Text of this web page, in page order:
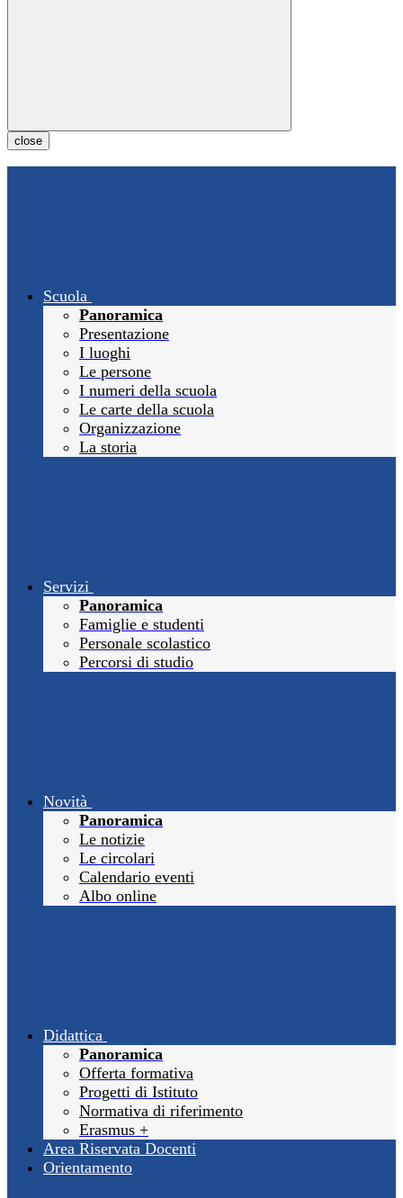
close
Scuola
Panoramica
Presentazione
I luoghi
Le persone
I numeri della scuola
Le carte della scuola
Organizzazione
La storia
Servizi
Panoramica
Famiglie e studenti
Personale scolastico
Percorsi di studio
Novità
Panoramica
Le notizie
Le circolari
Calendario eventi
Albo online
Didattica
Panoramica
Offerta formativa
Progetti di Istituto
Normativa di riferimento
Erasmus +
Area Riservata Docenti
Orientamento